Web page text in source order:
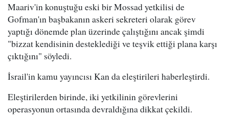
Maariv'in konuştuğu eski bir Mossad yetkilisi de
Gofman'ın başbakanın askeri sekreteri olarak görev
yaptığı dönemde plan üzerinde çalıştığını ancak şimdi
"bizzat kendisinin desteklediği ve teşvik ettiği plana karşı
çıktığını" söyledi.
İsrail'in kamu yayıncısı Kan da eleştirileri haberleştirdi.
Eleştirilerden birinde, iki yetkilinin görevlerini
operasyonun ortasında devraldığına dikkat çekildi.